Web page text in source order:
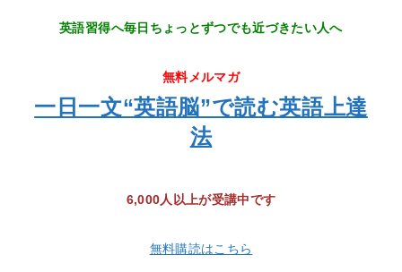
英語習得へ毎日ちょっとずつでも近づきたい人へ
無料メルマガ
一日一文“英語脳”で読む英語上達
法
6,000人以上が受講中です
無料購読はこちら